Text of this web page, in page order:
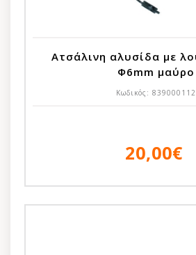
Ατσάλινη αλυσίδα με
Φ6mm μαύρο
Κωδικός: 839000112
20,00€